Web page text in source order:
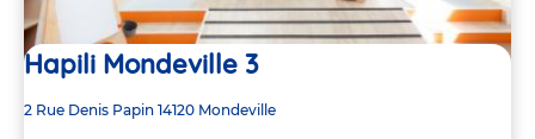
Hapili Mondeville 3
Adresse
2 Rue Denis Papin 14120 Mondeville